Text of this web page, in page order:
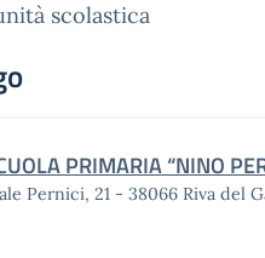
scolastica
PRIMARIA “NINO
Pernici, 21 - 38066 Riva del